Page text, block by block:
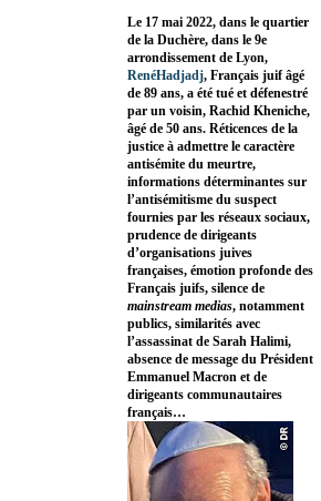
Le 17 mai 2022, dans le quartier
de la Duchère, dans le 9e
arrondissement de Lyon,
RenéHadjadj, Français juif âgé
de 89 ans, a été tué et défenestré
par un voisin, Rachid Kheniche,
âgé de 50 ans. Réticences de la
justice à admettre le caractère
antisémite du meurtre,
informations déterminantes sur
l’antisémitisme du suspect
fournies par les réseaux sociaux,
prudence de dirigeants
d’organisations juives
françaises, émotion profonde des
Français juifs, silence de
mainstream medias, notamment
publics, similarités avec
l’assassinat de Sarah Halimi,
absence de message du Président
Emmanuel Macron et de
dirigeants communautaires
français…